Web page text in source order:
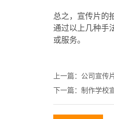
总之，宣传片的
通过以上几种手
或服务。
上一篇： 公司宣传
下一篇： 制作学校